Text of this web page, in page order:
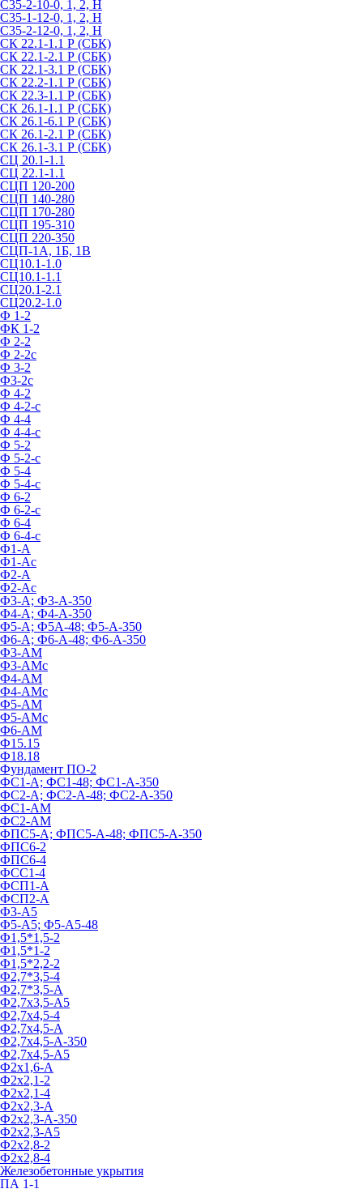
С35-2-10-0, 1, 2, Н
С35-1-12-0, 1, 2, Н
С35-2-12-0, 1, 2, Н
СК 22.1-1.1 Р (СБК)
СК 22.1-2.1 Р (СБК)
СК 22.1-3.1 Р (СБК)
СК 22.2-1.1 Р (СБК)
СК 22.3-1.1 Р (СБК)
СК 26.1-1.1 Р (СБК)
СК 26.1-6.1 Р (СБК)
СК 26.1-2.1 Р (СБК)
СК 26.1-3.1 Р (СБК)
СЦ 20.1-1.1
СЦ 22.1-1.1
СЦП 120-200
СЦП 140-280
СЦП 170-280
СЦП 195-310
СЦП 220-350
СЦП-1А, 1Б, 1В
СЦ10.1-1.0
СЦ10.1-1.1
СЦ20.1-2.1
СЦ20.2-1.0
Ф 1-2
ФК 1-2
Ф 2-2
Ф 2-2с
Ф 3-2
Ф3-2с
Ф 4-2
Ф 4-2-с
Ф 4-4
Ф 4-4-с
Ф 5-2
Ф 5-2-с
Ф 5-4
Ф 5-4-с
Ф 6-2
Ф 6-2-с
Ф 6-4
Ф 6-4-с
Ф1-А
Ф1-Ас
Ф2-А
Ф2-Ас
Ф3-А; Ф3-А-350
Ф4-А; Ф4-А-350
Ф5-А; Ф5А-48; Ф5-А-350
Ф6-А; Ф6-А-48; Ф6-А-350
Ф3-АМ
Ф3-АМс
Ф4-АМ
Ф4-АМс
Ф5-АМ
Ф5-АМс
Ф6-АМ
Ф15.15
Ф18.18
Фундамент ПО‑2
ФС1-А; ФС1-48; ФС1-А-350
ФС2-А; ФС2-А-48; ФС2-А-350
ФС1-АМ
ФС2-АМ
ФПС5-А; ФПС5-А-48; ФПС5-А-350
ФПС6-2
ФПС6-4
ФСС1-4
ФСП1-А
ФСП2-А
Ф3-А5
Ф5-А5; Ф5-А5-48
Ф1,5*1,5-2
Ф1,5*1-2
Ф1,5*2,2-2
Ф2,7*3,5-4
Ф2,7*3,5-А
Ф2,7х3,5-А5
Ф2,7х4,5-4
Ф2,7х4,5-А
Ф2,7х4,5-А-350
Ф2,7х4,5-А5
Ф2х1,6-А
Ф2х2,1-2
Ф2х2,1-4
Ф2х2,3-А
Ф2х2,3-А-350
Ф2х2,3-А5
Ф2х2,8-2
Ф2х2,8-4
Железобетонные укрытия
ПА 1-1